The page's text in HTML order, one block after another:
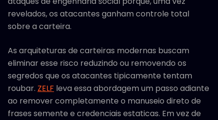
revelados, os atacantes ganham controle total
sobre a carteira.
As arquiteturas de carteiras modernas buscam
eliminar esse risco reduzindo ou removendo os
segredos que os atacantes tipicamente tentam
roubar. ZELF leva essa abordagem um passo adiante
ao remover completamente o manuseio direto de
frases semente e credenciais estaticas. Em vez de